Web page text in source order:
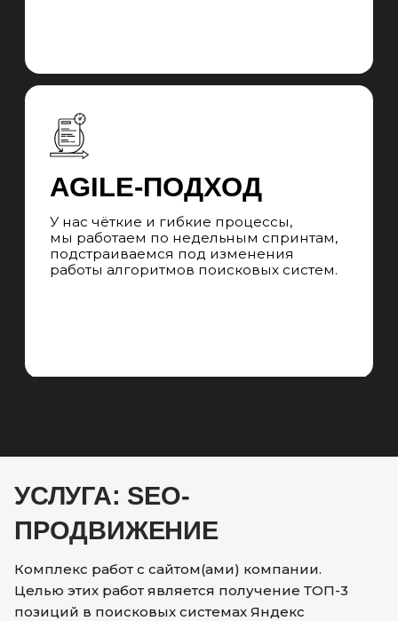
УСЛУГА: SEO-
ПРОДВИЖЕНИЕ
Комплекс работ с сайтом(ами) компании.
Целью этих работ является получение ТОП-3
позиций в поисковых системах Яндекс